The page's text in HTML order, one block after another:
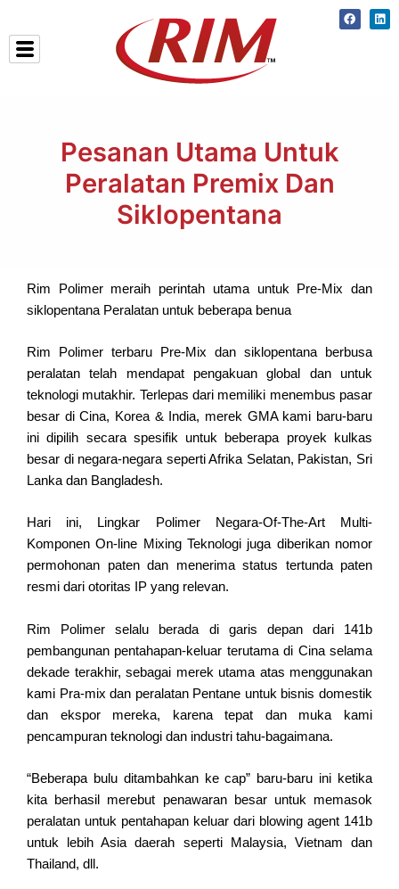
to
content
Pesanan Utama Untuk
Peralatan Premix Dan
Siklopentana
Rim Polimer meraih perintah utama untuk Pre-Mix dan
siklopentana Peralatan untuk beberapa benua
Rim Polimer terbaru Pre-Mix dan siklopentana berbusa
peralatan telah mendapat pengakuan global dan untuk
teknologi mutakhir. Terlepas dari memiliki menembus pasar
besar di Cina, Korea & India, merek GMA kami baru-baru
ini dipilih secara spesifik untuk beberapa proyek kulkas
besar di negara-negara seperti Afrika Selatan, Pakistan, Sri
Lanka dan Bangladesh.
Hari ini, Lingkar Polimer Negara-Of-The-Art Multi-
Komponen On-line Mixing Teknologi juga diberikan nomor
permohonan paten dan menerima status tertunda paten
resmi dari otoritas IP yang relevan.
Rim Polimer selalu berada di garis depan dari 141b
pembangunan pentahapan-keluar terutama di Cina selama
dekade terakhir, sebagai merek utama atas menggunakan
kami Pra-mix dan peralatan Pentane untuk bisnis domestik
dan ekspor mereka, karena tepat dan muka kami
pencampuran teknologi dan industri tahu-bagaimana.
“Beberapa bulu ditambahkan ke cap” baru-baru ini ketika
kita berhasil merebut penawaran besar untuk memasok
peralatan untuk pentahapan keluar dari blowing agent 141b
untuk lebih Asia daerah seperti Malaysia, Vietnam dan
Thailand, dll.